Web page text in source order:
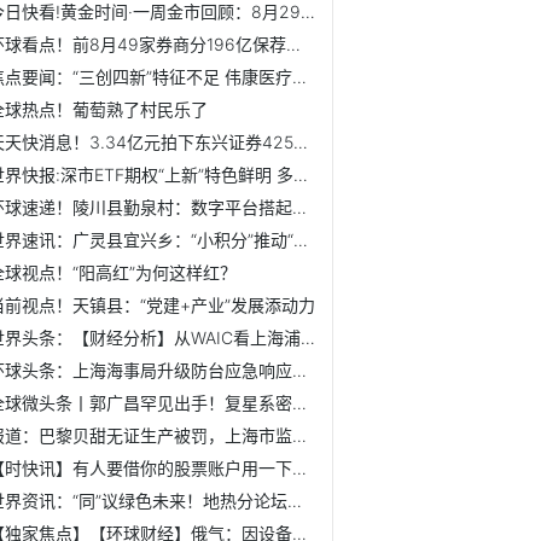
今日快看!黄金时间·一周金市回顾：8月29日-9月2日
环球看点！前8月49家券商分196亿保荐承销费 "二中一海"居前三
焦点要闻：“三创四新”特征不足 伟康医疗创业板IPO被否
球热点！葡萄熟了村民乐了
天天快消息！3.34亿元拍下东兴证券4253万股 中信建投与客户...
世界快报:深市ETF期权“上新”特色鲜明 多层次期权产品体系渐成形
环球速递！陵川县勤泉村：数字平台搭起致富通道
世界速讯：广灵县宜兴乡：“小积分”推动“大治理”
球视点！“阳高红”为何这样红？
前视点！天镇县：“党建+产业”发展添动力
世界头条：【财经分析】从WAIC看上海浦东人工智能产业发展新趋势
环球头条：上海海事局升级防台应急响应至Ⅲ级 洋山港停止装...
全球微头条丨郭广昌罕见出手！复星系密集减持多家上市公司套...
报道：巴黎贝甜无证生产被罚，上海市监局最新回应：是最低幅...
【时快讯】有人要借你的股票账户用一下，借不借？这5个年轻人...
世界资讯：“同”议绿色未来！地热分论坛上，大同连连获赞
【独家焦点】【环球财经】俄气：因设备故障“北溪-1”天然气...